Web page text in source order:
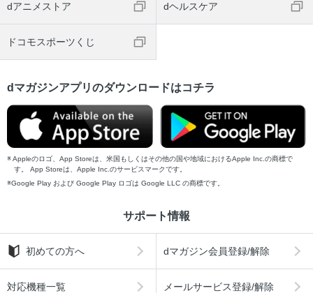
dアニメストア dヘルスケア
ドコモスポーツくじ
dマガジンアプリのダウンロードはコチラ
Appleのロゴ、App Storeは、米国もしくはその他の国や地域におけるApple Inc.の商標で
す。 App Storeは、Apple Inc.のサービスマークです。
Google Play および Google Play ロゴは Google LLC の商標です。
サポート情報
初めての方へ dマガジン会員登録/解除
対応機種一覧 メールサービス登録/解除